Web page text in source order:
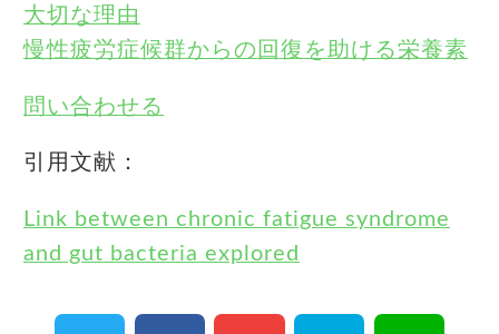
大切な理由
慢性疲労症候群からの回復を助ける栄養素
問い合わせる
引用文献：
Link between chronic fatigue syndrome
and gut bacteria explored